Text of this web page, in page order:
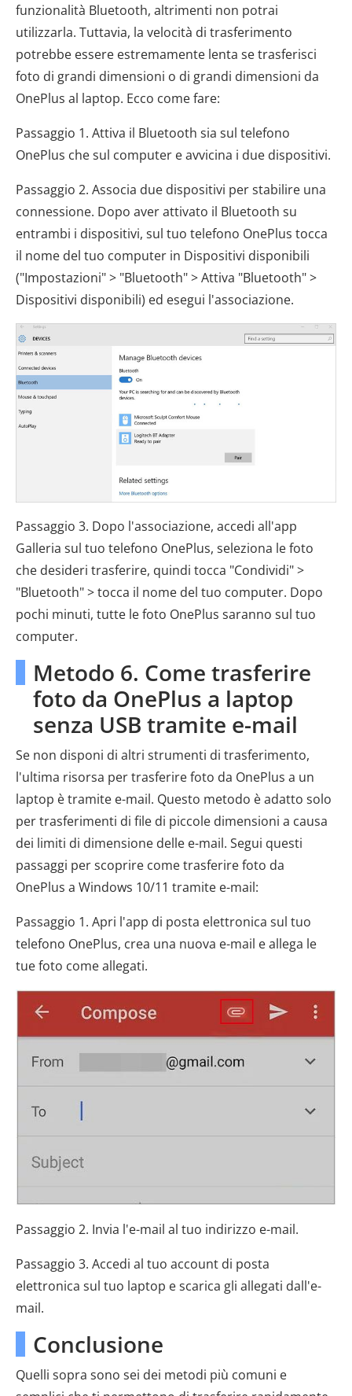
funzionalità Bluetooth, altrimenti non potrai
utilizzarla. Tuttavia, la velocità di trasferimento
potrebbe essere estremamente lenta se trasferisci
foto di grandi dimensioni o di grandi dimensioni da
OnePlus al laptop. Ecco come fare:
Passaggio 1. Attiva il Bluetooth sia sul telefono
OnePlus che sul computer e avvicina i due dispositivi.
Passaggio 2. Associa due dispositivi per stabilire una
connessione. Dopo aver attivato il Bluetooth su
entrambi i dispositivi, sul tuo telefono OnePlus tocca
il nome del tuo computer in Dispositivi disponibili
("Impostazioni" > "Bluetooth" > Attiva "Bluetooth" >
Dispositivi disponibili) ed esegui l'associazione.
Passaggio 3. Dopo l'associazione, accedi all'app
Galleria sul tuo telefono OnePlus, seleziona le foto
che desideri trasferire, quindi tocca "Condividi" >
"Bluetooth" > tocca il nome del tuo computer. Dopo
pochi minuti, tutte le foto OnePlus saranno sul tuo
computer.
Metodo 6. Come trasferire
foto da OnePlus a laptop
senza USB tramite e-mail
Se non disponi di altri strumenti di trasferimento,
l'ultima risorsa per trasferire foto da OnePlus a un
laptop è tramite e-mail. Questo metodo è adatto solo
per trasferimenti di file di piccole dimensioni a causa
dei limiti di dimensione delle e-mail. Segui questi
passaggi per scoprire come trasferire foto da
OnePlus a Windows 10/11 tramite e-mail:
Passaggio 1. Apri l'app di posta elettronica sul tuo
telefono OnePlus, crea una nuova e-mail e allega le
tue foto come allegati.
Passaggio 2. Invia l'e-mail al tuo indirizzo e-mail.
Passaggio 3. Accedi al tuo account di posta
elettronica sul tuo laptop e scarica gli allegati dall'e-
mail.
Conclusione
Quelli sopra sono sei dei metodi più comuni e